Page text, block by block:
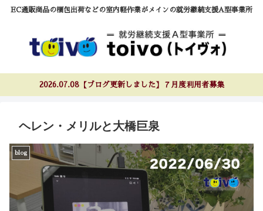
EC通販商品の梱包出荷などの室内軽作業がメインの就労継続支援A型事業所
2026.07.08【ブログ更新しました】７月度利用者募集
ヘレン・メリルと大橋巨泉
blog